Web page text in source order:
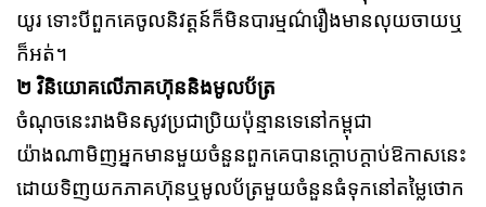
យូរ ទោះបីពួកគេចូលនិវត្តន៍ក៏មិនបារម្មណ៌រឿងមានលុយចាយឬ
ក៏អត់។
២ វិនិយោគលើភាគហ៊ុននិងមូលប័ត្រ
ចំណុចនេះរាងមិនសូវប្រជាប្រិយប៉ុន្មានទេនៅកម្ពុជា
យ៉ាងណាមិញអ្នកមានមួយចំនួនពួកគេបានក្ដោបក្ដាប់ឱកាសនេះ
ដោយទិញយកភាគហ៊ុនឬមូលប័ត្រមួយចំនួនធំទុកនៅតម្លៃថោក